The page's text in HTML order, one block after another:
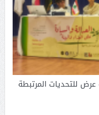
للتحديات المرتبطة